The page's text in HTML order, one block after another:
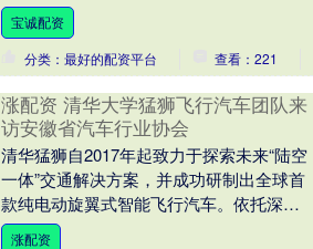
宝诚配资
分类：最好的配资平台
查看：221
涨配资 清华大学猛狮飞行汽车团队来
访安徽省汽车行业协会
清华猛狮自2017年起致力于探索未来“陆空
一体”交通解决方案，并成功研制出全球首
款纯电动旋翼式智能飞行汽车。依托深厚
的技术积淀和持续的迭代升级，其产品已
涨配资